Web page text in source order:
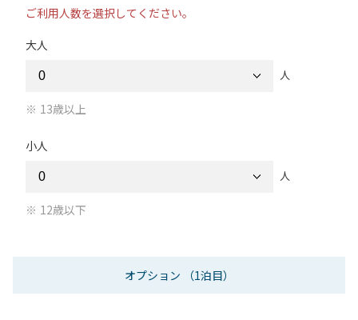
ご利用人数を選択してください。
大人
人
13歳以上
小人
人
12歳以下
オプション （1泊目）